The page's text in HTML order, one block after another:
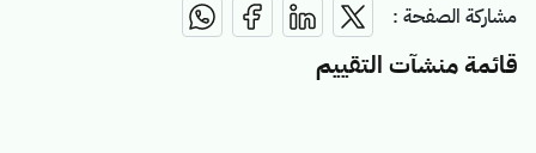
مشاركة الصفحة :
قائمة منشآت التقييم